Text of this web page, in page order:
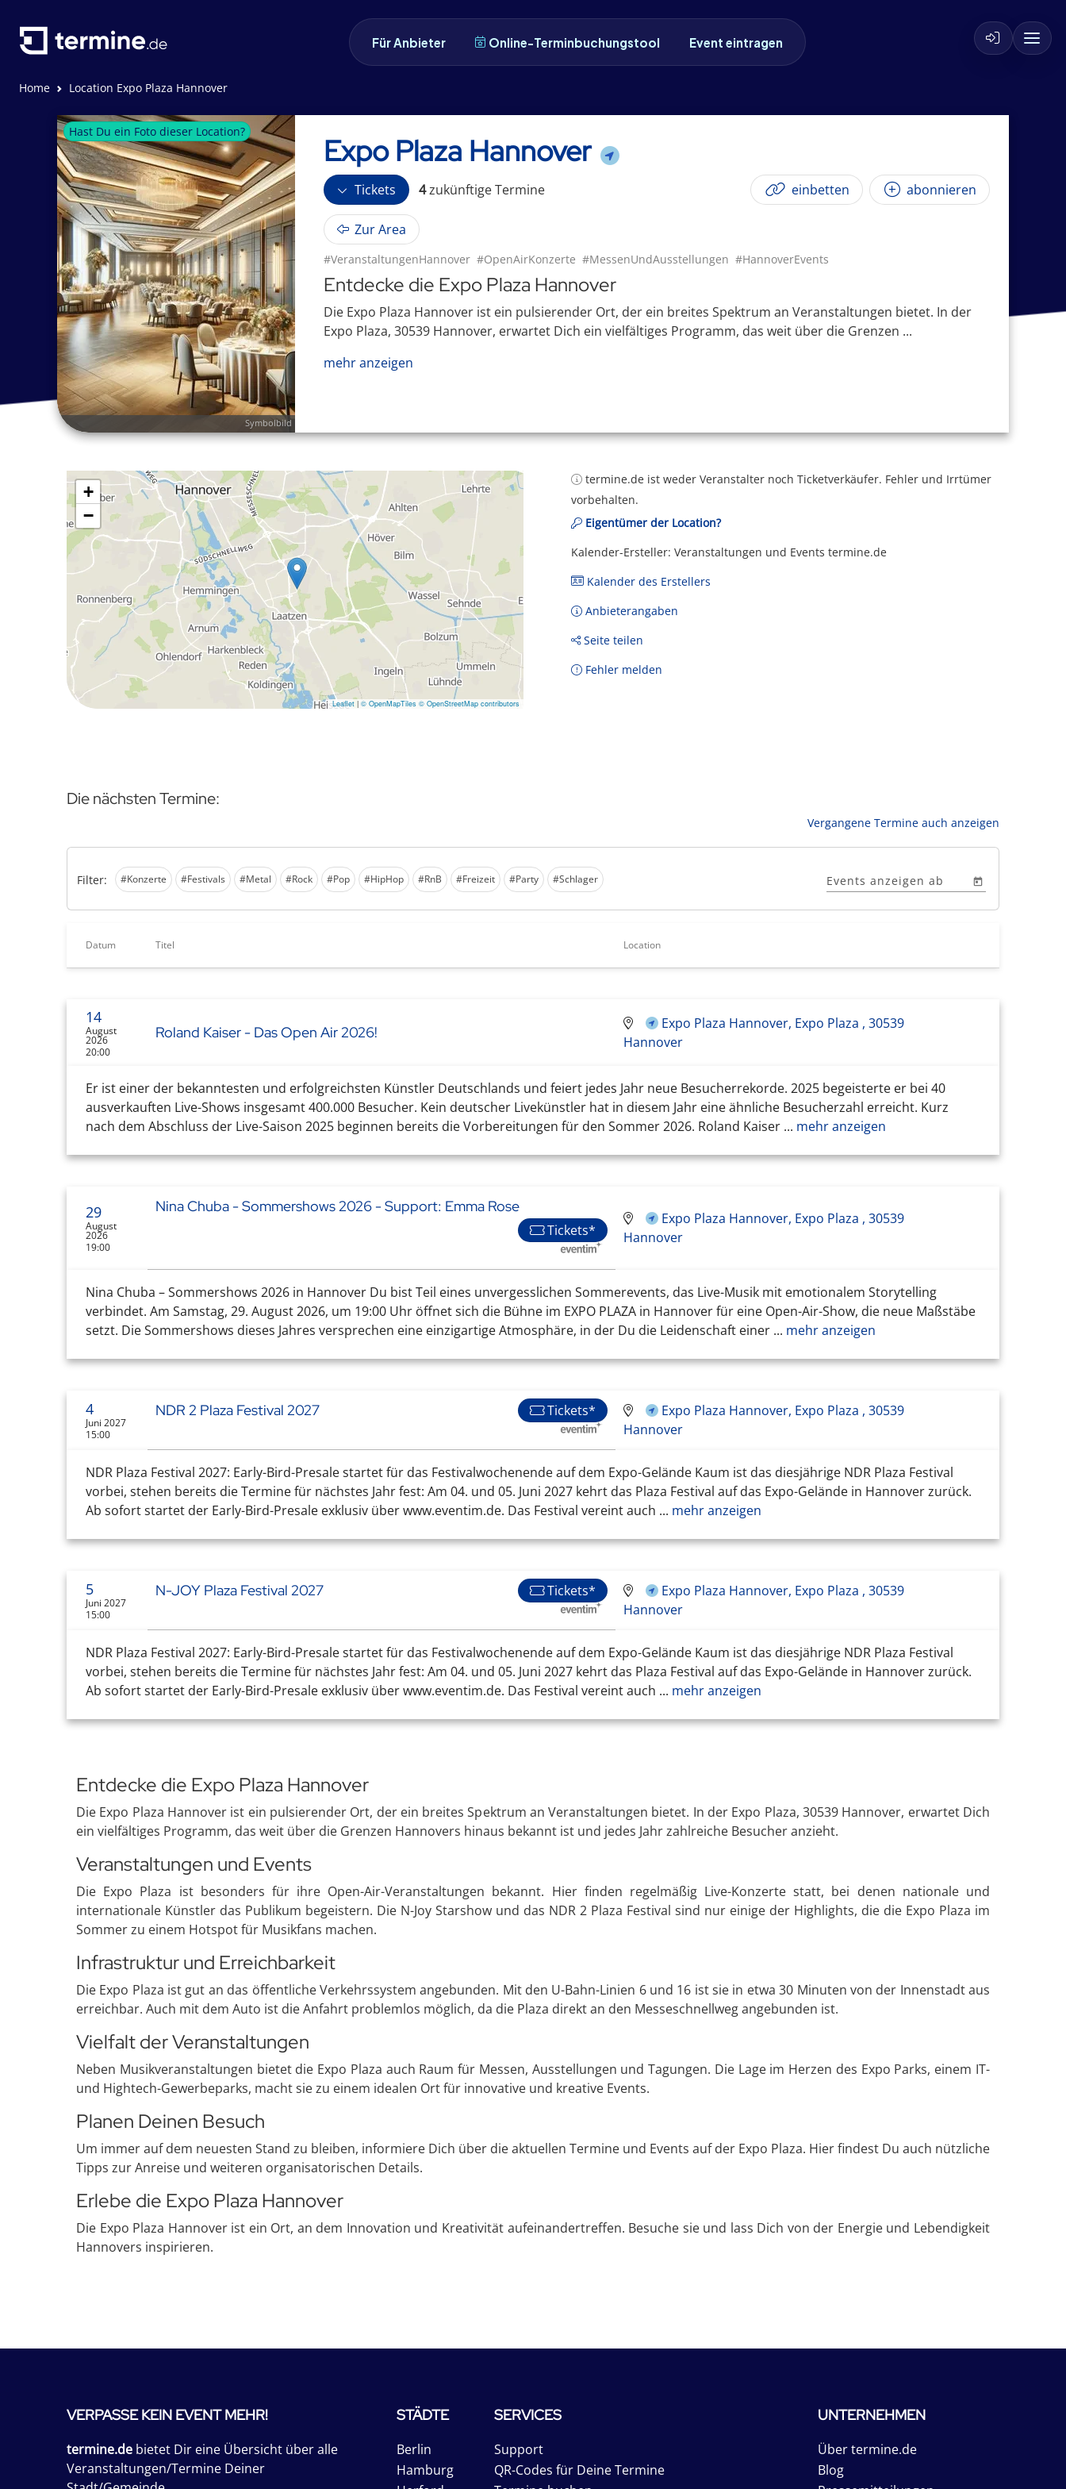
Für Anbieter Online-Terminbuchungstool Event eintragen
Home Location Expo Plaza Hannover
Symbolbild
Hast Du ein Foto dieser Location?
Expo Plaza Hannover
Tickets 4zukünftigeTermine einbetten abonnieren
Zur Area
#VeranstaltungenHannover #OpenAirKonzerte #MessenUndAusstellungen #HannoverEvents
Entdecke die Expo Plaza Hannover
Die Expo Plaza Hannover ist ein pulsierender Ort, der ein breites Spektrum an Veranstaltungen bietet. In der
Expo Plaza, 30539 Hannover, erwartet Dich ein vielfältiges Programm, das weit über die Grenzen ...
mehr anzeigen
+
−
Leaflet | © OpenMapTiles © OpenStreetMap contributors
termine.de ist weder Veranstalter noch Ticketverkäufer. Fehler und Irrtümer
vorbehalten.
Eigentümer der Location?
Kalender-Ersteller: Veranstaltungen und Events termine.de
Kalender des Erstellers
Anbieterangaben
Seite teilen
Fehler melden
Die nächsten Termine:
Vergangene Termine auch anzeigen
Filter: #Konzerte #Festivals #Metal #Rock #Pop #HipHop #RnB #Freizeit #Party #Schlager Events anzeigen ab
Datum Titel Location
14
August
2026
20:00
Roland Kaiser - Das Open Air 2026!
Expo Plaza Hannover, Expo Plaza , 30539
Hannover
Er ist einer der bekanntesten und erfolgreichsten Künstler Deutschlands und feiert jedes Jahr neue Besucherrekorde. 2025 begeisterte er bei 40
ausverkauften Live-Shows insgesamt 400.000 Besucher. Kein deutscher Livekünstler hat in diesem Jahr eine ähnliche Besucherzahl erreicht. Kurz
nach dem Abschluss der Live-Saison 2025 beginnen bereits die Vorbereitungen für den Sommer 2026. Roland Kaiser ... mehr anzeigen
29
August
2026
19:00
Nina Chuba - Sommershows 2026 - Support: Emma Rose
Tickets*
Expo Plaza Hannover, Expo Plaza , 30539
Hannover
Nina Chuba – Sommershows 2026 in Hannover Du bist Teil eines unvergesslichen Sommerevents, das Live-Musik mit emotionalem Storytelling
verbindet. Am Samstag, 29. August 2026, um 19:00 Uhr öffnet sich die Bühne im EXPO PLAZA in Hannover für eine Open-Air-Show, die neue Maßstäbe
setzt. Die Sommershows dieses Jahres versprechen eine einzigartige Atmosphäre, in der Du die Leidenschaft einer ... mehr anzeigen
4
Juni 2027
15:00
NDR 2 Plaza Festival 2027 Tickets*
Expo Plaza Hannover, Expo Plaza , 30539
Hannover
NDR Plaza Festival 2027: Early-Bird-Presale startet für das Festivalwochenende auf dem Expo-Gelände Kaum ist das diesjährige NDR Plaza Festival
vorbei, stehen bereits die Termine für nächstes Jahr fest: Am 04. und 05. Juni 2027 kehrt das Plaza Festival auf das Expo-Gelände in Hannover zurück.
Ab sofort startet der Early-Bird-Presale exklusiv über www.eventim.de. Das Festival vereint auch ... mehr anzeigen
5
Juni 2027
15:00
N-JOY Plaza Festival 2027 Tickets*
Expo Plaza Hannover, Expo Plaza , 30539
Hannover
NDR Plaza Festival 2027: Early-Bird-Presale startet für das Festivalwochenende auf dem Expo-Gelände Kaum ist das diesjährige NDR Plaza Festival
vorbei, stehen bereits die Termine für nächstes Jahr fest: Am 04. und 05. Juni 2027 kehrt das Plaza Festival auf das Expo-Gelände in Hannover zurück.
Ab sofort startet der Early-Bird-Presale exklusiv über www.eventim.de. Das Festival vereint auch ... mehr anzeigen
Entdecke die Expo Plaza Hannover
Die Expo Plaza Hannover ist ein pulsierender Ort, der ein breites Spektrum an Veranstaltungen bietet. In der Expo Plaza, 30539 Hannover, erwartet Dich
ein vielfältiges Programm, das weit über die Grenzen Hannovers hinaus bekannt ist und jedes Jahr zahlreiche Besucher anzieht.
Veranstaltungen und Events
Die Expo Plaza ist besonders für ihre Open-Air-Veranstaltungen bekannt. Hier finden regelmäßig Live-Konzerte statt, bei denen nationale und
internationale Künstler das Publikum begeistern. Die N-Joy Starshow und das NDR 2 Plaza Festival sind nur einige der Highlights, die die Expo Plaza im
Sommer zu einem Hotspot für Musikfans machen.
Infrastruktur und Erreichbarkeit
Die Expo Plaza ist gut an das öffentliche Verkehrssystem angebunden. Mit den U-Bahn-Linien 6 und 16 ist sie in etwa 30 Minuten von der Innenstadt aus
erreichbar. Auch mit dem Auto ist die Anfahrt problemlos möglich, da die Plaza direkt an den Messeschnellweg angebunden ist.
Vielfalt der Veranstaltungen
Neben Musikveranstaltungen bietet die Expo Plaza auch Raum für Messen, Ausstellungen und Tagungen. Die Lage im Herzen des Expo Parks, einem IT-
und Hightech-Gewerbeparks, macht sie zu einem idealen Ort für innovative und kreative Events.
Planen Deinen Besuch
Um immer auf dem neuesten Stand zu bleiben, informiere Dich über die aktuellen Termine und Events auf der Expo Plaza. Hier findest Du auch nützliche
Tipps zur Anreise und weiteren organisatorischen Details.
Erlebe die Expo Plaza Hannover
Die Expo Plaza Hannover ist ein Ort, an dem Innovation und Kreativität aufeinandertreffen. Besuche sie und lass Dich von der Energie und Lebendigkeit
Hannovers inspirieren.
VERPASSE KEIN EVENT MEHR!
termine.de bietet Dir eine Übersicht über alle
Veranstaltungen/Termine Deiner
STÄDTE
Berlin
Hamburg
SERVICES
Support
QR-Codes für Deine Termine
UNTERNEHMEN
Über termine.de
Blog